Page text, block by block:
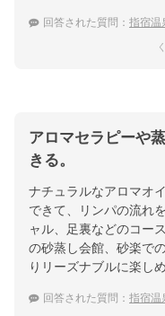
回答された質問： 指宿温泉
アロマセラピーや
きる。
ナチュラルなアロマオ
できて、リンパの流れ
ャル、足裏などのコー
の砂蒸し会館、砂楽で
りリーズナブルに楽し
回答された質問： 指宿温泉